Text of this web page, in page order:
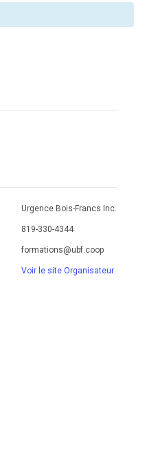
Urgence Bois-Francs Inc.
819-330-4344
formations@ubf.coop
Voir le site Organisateur